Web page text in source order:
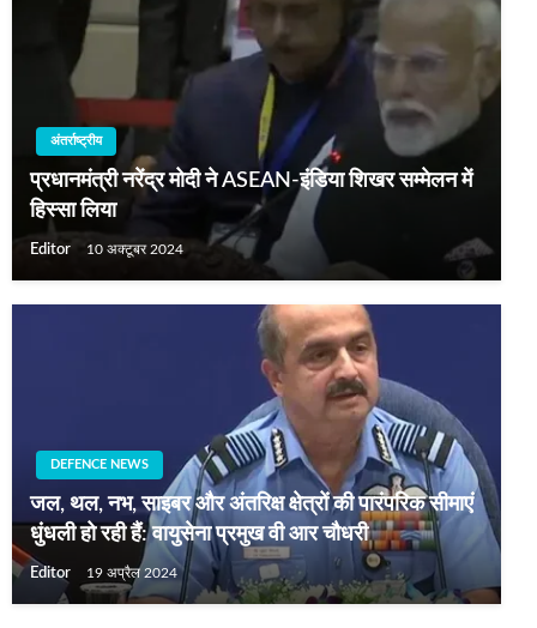
अंतर्राष्ट्रीय
प्रधानमंत्री नरेंद्र मोदी ने ASEAN-इंडिया शिखर सम्मेलन में
हिस्सा लिया
Editor 10 अक्टूबर 2024
DEFENCE NEWS
जल, थल, नभ, साइबर और अंतरिक्ष क्षेत्रों की पारंपरिक सीमाएं
धुंधली हो रही हैं: वायुसेना प्रमुख वी आर चौधरी
Editor 19 अप्रैल 2024